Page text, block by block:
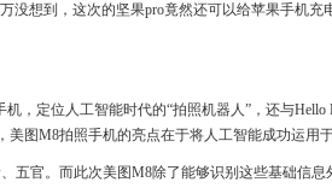
想到，这次的坚果pro竟然还可以给苹果手机充
，定位人工智能时代的“拍照机器人”，还与Hello
图M8拍照手机的亮点在于将人工智能成功运用于
五官。而此次美图M8除了能够识别这些基础信